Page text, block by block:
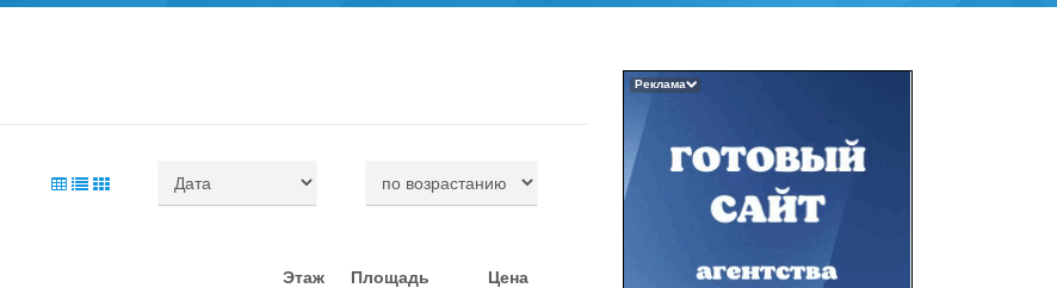
Этаж Площадь Цена
Реклама